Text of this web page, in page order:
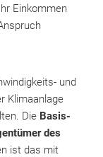
Einkommen
und
Klimaanlage
Die Basis-
des
ist das mit